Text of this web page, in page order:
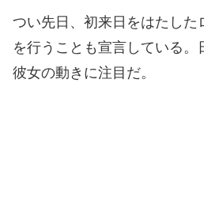
つい先日、初来日をはたした
を行うことも宣言している
彼女の動きに注目だ。